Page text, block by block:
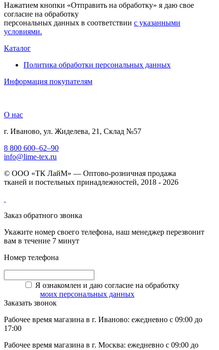
Нажатием кнопки «Отправить на обработку» я даю свое
согласие на обработку
персональных данных в соответствии с указанными
условиями.
Каталог
Политика обработки персональных данных
Информация покупателям
О нас
г. Иваново, ул. Жиделева, 21, Склад №57
8 800 600–62–90
info@lime-tex.ru
© ООО «ТК ЛайМ» — Оптово-розничная продажа
тканей и постельных принадлежностей, 2018 - 2026
Заказ обратного звонка
Укажите номер своего телефона, наш менеджер перезвонит
вам в течение 7 минут
Номер телефона
Я ознакомлен и даю согласие на обработку
моих персональных данных
Заказать звонок
Рабочее время магазина в г. Иваново: ежедневно с 09:00 до
17:00
Рабочее время магазина в г. Москва: ежедневно с 09:00 до